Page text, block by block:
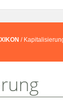
/